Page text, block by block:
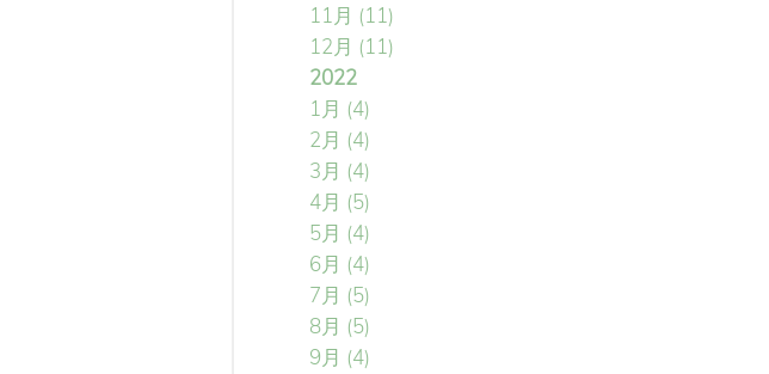
11月 (11)
12月 (11)
2022
1月 (4)
2月 (4)
3月 (4)
4月 (5)
5月 (4)
6月 (4)
7月 (5)
8月 (5)
9月 (4)